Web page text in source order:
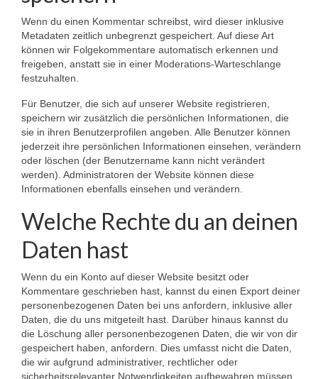
Wenn du einen Kommentar schreibst, wird dieser inklusive
Metadaten zeitlich unbegrenzt gespeichert. Auf diese Art
können wir Folgekommentare automatisch erkennen und
freigeben, anstatt sie in einer Moderations-Warteschlange
festzuhalten.
Für Benutzer, die sich auf unserer Website registrieren,
speichern wir zusätzlich die persönlichen Informationen, die
sie in ihren Benutzerprofilen angeben. Alle Benutzer können
jederzeit ihre persönlichen Informationen einsehen, verändern
oder löschen (der Benutzername kann nicht verändert
werden). Administratoren der Website können diese
Informationen ebenfalls einsehen und verändern.
Welche Rechte du an deinen
Daten hast
Wenn du ein Konto auf dieser Website besitzt oder
Kommentare geschrieben hast, kannst du einen Export deiner
personenbezogenen Daten bei uns anfordern, inklusive aller
Daten, die du uns mitgeteilt hast. Darüber hinaus kannst du
die Löschung aller personenbezogenen Daten, die wir von dir
gespeichert haben, anfordern. Dies umfasst nicht die Daten,
die wir aufgrund administrativer, rechtlicher oder
sicherheitsrelevanter Notwendigkeiten aufbewahren müssen.